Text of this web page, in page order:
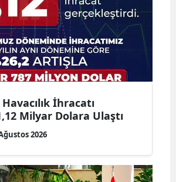
İhracatı
Milyar Dolara Ulaştı
2026